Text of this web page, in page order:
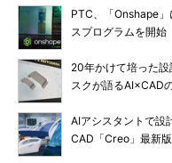
PTC、「Onshape
スプログラムを開始
20年かけて培った
スクが語るAI×CAD
AIアシスタントで設
CAD「Creo」最新